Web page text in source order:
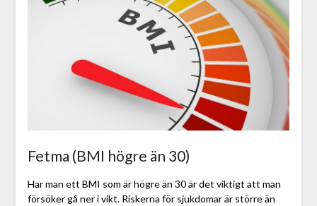
Fetma (BMI högre än 30)
Har man ett BMI som är högre än 30 är det viktigt att man
försöker gå ner i vikt. Riskerna för sjukdomar är större än